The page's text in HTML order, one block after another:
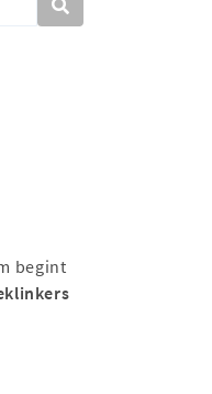
begint